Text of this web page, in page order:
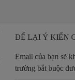
ĐỂ LẠI Ý KIẾN
Email của bạn sẽ
trường bắt buộc